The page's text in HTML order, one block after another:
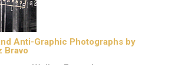
Anti-Graphic Photographs by
Bravo